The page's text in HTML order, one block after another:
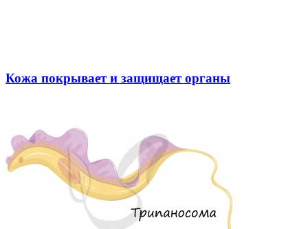
Кожа покрывает и защищает органы